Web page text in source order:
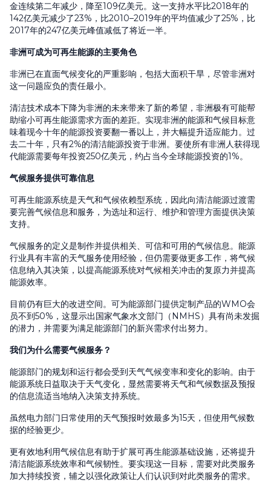
金连续第二年减少，降至109亿美元。这一支持水平比2018年的
142亿美元减少了23%，比2010–2019年的平均值减少了25%，比
2017年的247亿美元峰值减低了将近一半。
非洲可成为可再生能源的主要角色
非洲已在直面气候变化的严重影响，包括大面积干旱，尽管非洲对
这一问题应负的责任最小。
清洁技术成本下降为非洲的未来带来了新的希望，非洲极有可能帮
助缩小可再生能源需求方面的差距。实现非洲的能源和气候目标意
味着现今十年的能源投资要翻一番以上，并大幅提升适应能力。过
去二十年，只有2%的清洁能源投资于非洲。要使所有非洲人获得现
代能源需要每年投资250亿美元，约占当今全球能源投资的1%。
气候服务提供可靠信息
可再生能源系统是天气和气候依赖型系统，因此向清洁能源过渡需
要完善气候信息和服务，为选址和运行、维护和管理方面提供决策
支持。
气候服务的定义是制作并提供相关、可信和可用的气候信息。能源
行业具有丰富的天气服务使用经验，但仍需要做更多工作，将气候
信息纳入其决策，以提高能源系统对气候相关冲击的复原力并提高
能源效率。
目前仍有巨大的改进空间。可为能源部门提供定制产品的WMO会
员不到50%，这显示出国家气象水文部门（NMHS）具有尚未发掘
的潜力，并需要为满足能源部门的新兴需求付出努力。
我们为什么需要气候服务？
能源部门的规划和运行都会受到天气气候变率和变化的影响。由于
能源系统日益取决于天气变化，显然需要将天气和气候数据及预报
的信息流适当地纳入决策支持系统。
虽然电力部门日常使用的天气预报时效最多为15天，但使用气候数
据的经验更少。
更有效地利用气候信息有助于扩展可再生能源基础设施，还将提升
清洁能源系统效率和气候韧性。要实现这一目标，需要对此类服务
加大持续投资，辅之以强化政策让人们认识到对此类服务的需求。